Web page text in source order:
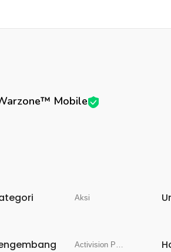
Mobile
Aksi
Activision Publishing, Inc.